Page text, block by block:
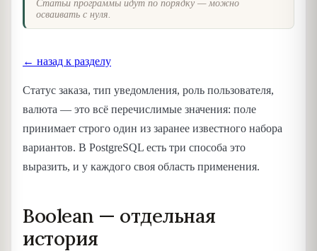
Статьи программы идут по порядку — можно
осваивать с нуля.
← назад к разделу
Статус заказа, тип уведомления, роль пользователя,
валюта — это всё перечислимые значения: поле
принимает строго один из заранее известного набора
вариантов. В PostgreSQL есть три способа это
выразить, и у каждого своя область применения.
Boolean — отдельная
история